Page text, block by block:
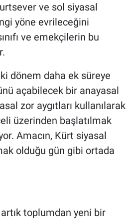
ve sol siyasal
yöne evrileceğini
ve emekçilerin bu
dönem daha ek süreye
açabilecek bir anayasal
zor aygıtları kullanılarak
üzerinden başlatılmak
Amacın, Kürt siyasal
olduğu gün gibi ortada
toplumdan yeni bir